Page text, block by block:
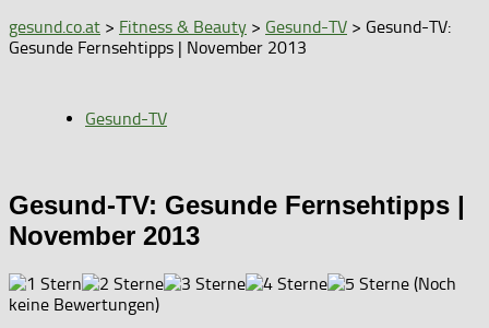
gesund.co.at > Fitness & Beauty > Gesund-TV > Gesund-TV:
Gesunde Fernsehtipps | November 2013
Gesund-TV
Gesund-TV: Gesunde Fernsehtipps |
November 2013
(Noch
keine Bewertungen)